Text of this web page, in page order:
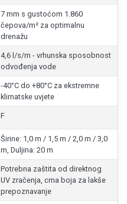
7 mm s gustoćom 1.860
čepova/m² za optimalnu
drenažu
4,6 l/s/m - vrhunska sposobnost
odvođenja vode
-40°C do +80°C za ekstremne
klimatske uvjete
F
Širine: 1,0 m / 1,5 m / 2,0 m / 3,0
m, Duljina: 20 m
Potrebna zaštita od direktnog
UV zračenja, crna boja za lakše
prepoznavanje